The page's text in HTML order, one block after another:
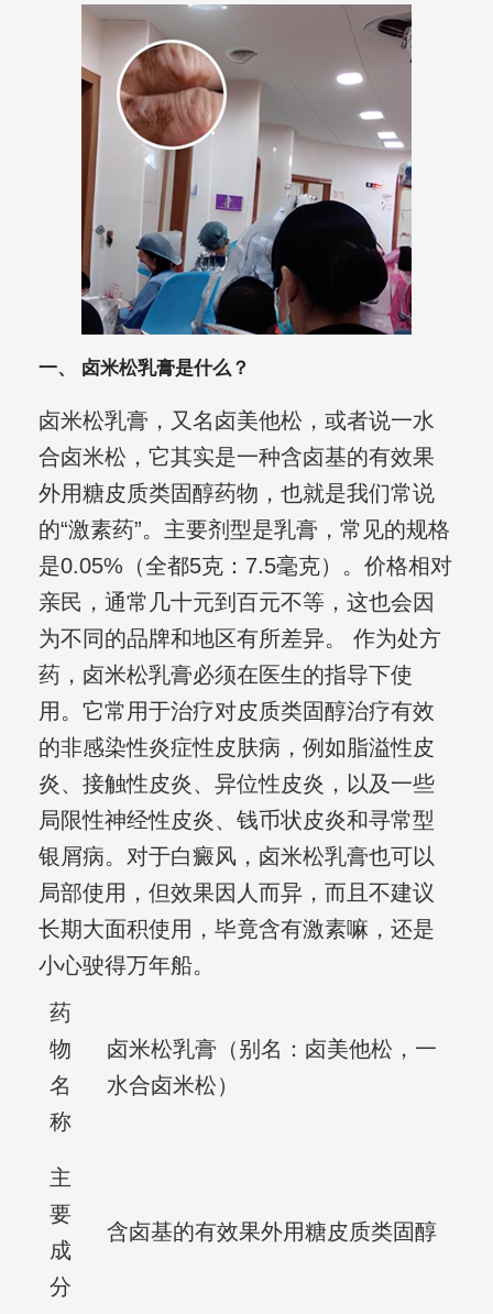
一、 卤米松乳膏是什么？
卤米松乳膏，又名卤美他松，或者说一水
合卤米松，它其实是一种含卤基的有效果
外用糖皮质类固醇药物，也就是我们常说
的“激素药”。主要剂型是乳膏，常见的规格
是0.05%（全都5克：7.5毫克）。价格相对
亲民，通常几十元到百元不等，这也会因
为不同的品牌和地区有所差异。 作为处方
药，卤米松乳膏必须在医生的指导下使
用。它常用于治疗对皮质类固醇治疗有效
的非感染性炎症性皮肤病，例如脂溢性皮
炎、接触性皮炎、异位性皮炎，以及一些
局限性神经性皮炎、钱币状皮炎和寻常型
银屑病。对于白癜风，卤米松乳膏也可以
局部使用，但效果因人而异，而且不建议
长期大面积使用，毕竟含有激素嘛，还是
小心驶得万年船。
药
物
名
称
卤米松乳膏（别名：卤美他松，一
水合卤米松）
主
要
成
分
含卤基的有效果外用糖皮质类固醇